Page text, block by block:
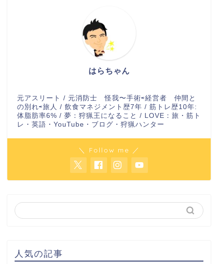
はらちゃん
元アスリート / 元消防士 怪我〜手術⇨経営者 仲間と
の別れ⇨旅人 / 飲食マネジメント歴7年 / 筋トレ歴10年:
体脂肪率6% / 夢：狩猟王になること / LOVE：旅・筋ト
レ・英語・YouTube・ブログ・狩猟ハンター
＼ Follow me ／
人気の記事